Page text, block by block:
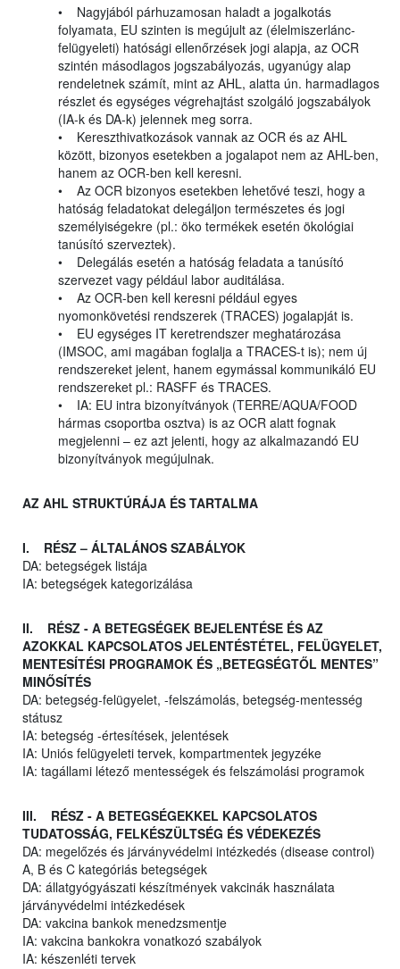
• Nagyjából párhuzamosan haladt a jogalkotás
folyamata, EU szinten is megújult az (élelmiszerlánc-
felügyeleti) hatósági ellenőrzések jogi alapja, az OCR
szintén másodlagos jogszabályozás, ugyanúgy alap
rendeletnek számít, mint az AHL, alatta ún. harmadlagos
részlet és egységes végrehajtást szolgáló jogszabályok
(IA-k és DA-k) jelennek meg sorra.
• Kereszthivatkozások vannak az OCR és az AHL
között, bizonyos esetekben a jogalapot nem az AHL-ben,
hanem az OCR-ben kell keresni.
• Az OCR bizonyos esetekben lehetővé teszi, hogy a
hatóság feladatokat delegáljon természetes és jogi
személyiségekre (pl.: öko termékek esetén ökológiai
tanúsító szerveztek).
• Delegálás esetén a hatóság feladata a tanúsító
szervezet vagy például labor auditálása.
• Az OCR-ben kell keresni például egyes
nyomonkövetési rendszerek (TRACES) jogalapját is.
• EU egységes IT keretrendszer meghatározása
(IMSOC, ami magában foglalja a TRACES-t is); nem új
rendszereket jelent, hanem egymással kommunikáló EU
rendszereket pl.: RASFF és TRACES.
• IA: EU intra bizonyítványok (TERRE/AQUA/FOOD
hármas csoportba osztva) is az OCR alatt fognak
megjelenni – ez azt jelenti, hogy az alkalmazandó EU
bizonyítványok megújulnak.
AZ AHL STRUKTÚRÁJA ÉS TARTALMA
I. RÉSZ – ÁLTALÁNOS SZABÁLYOK
DA: betegségek listája
IA: betegségek kategorizálása
II. RÉSZ - A BETEGSÉGEK BEJELENTÉSE ÉS AZ
AZOKKAL KAPCSOLATOS JELENTÉSTÉTEL, FELÜGYELET,
MENTESÍTÉSI PROGRAMOK ÉS „BETEGSÉGTŐL MENTES”
MINŐSÍTÉS
DA: betegség-felügyelet, -felszámolás, betegség-mentesség
státusz
IA: betegség -értesítések, jelentések
IA: Uniós felügyeleti tervek, kompartmentek jegyzéke
IA: tagállami létező mentességek és felszámolási programok
III. RÉSZ - A BETEGSÉGEKKEL KAPCSOLATOS
TUDATOSSÁG, FELKÉSZÜLTSÉG ÉS VÉDEKEZÉS
DA: megelőzés és járványvédelmi intézkedés (disease control)
A, B és C kategóriás betegségek
DA: állatgyógyászati készítmények vakcinák használata
járványvédelmi intézkedések
DA: vakcina bankok menedzsmentje
IA: vakcina bankokra vonatkozó szabályok
IA: készenléti tervek